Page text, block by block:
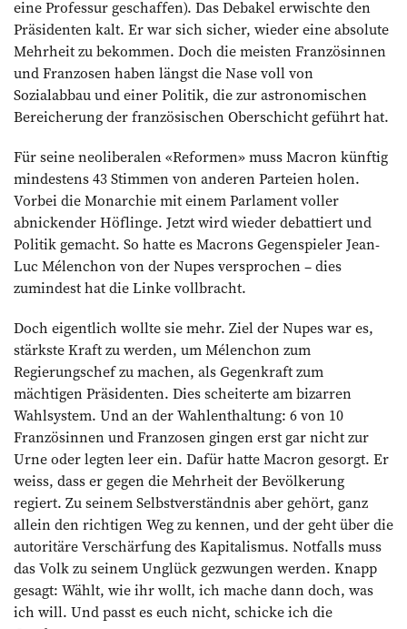
eine Professur geschaffen). Das Debakel erwischte den
Präsidenten kalt. Er war sich sicher, wieder eine absolute
Mehrheit zu bekommen. Doch die meisten Französinnen
und Franzosen haben längst die Nase voll von
Sozialabbau und einer Politik, die zur astronomischen
Bereicherung der französischen Oberschicht geführt hat.
Für seine neoliberalen «Reformen» muss Macron künftig
mindestens 43 Stimmen von anderen Parteien holen.
Vorbei die Monarchie mit einem Parlament voller
abnickender Höflinge. Jetzt wird wieder debattiert und
Politik gemacht. So hatte es Macrons Gegenspieler Jean-
Luc Mélenchon von der Nupes versprochen – dies
zumindest hat die Linke vollbracht.
Doch eigentlich wollte sie mehr. Ziel der Nupes war es,
stärkste Kraft zu werden, um Mélenchon zum
Regierungschef zu machen, als Gegenkraft zum
mächtigen Präsidenten. Dies scheiterte am bizarren
Wahlsystem. Und an der Wahlenthaltung: 6 von 10
Französinnen und Franzosen gingen erst gar nicht zur
Urne oder legten leer ein. Dafür hatte Macron gesorgt. Er
weiss, dass er gegen die Mehrheit der Bevölkerung
regiert. Zu seinem Selbstverständnis aber gehört, ganz
allein den richtigen Weg zu kennen, und der geht über die
autoritäre Verschärfung des Kapitalismus. Notfalls muss
das Volk zu seinem Unglück gezwungen werden. Knapp
gesagt: Wählt, wie ihr wollt, ich mache dann doch, was
ich will. Und passt es euch nicht, schicke ich die